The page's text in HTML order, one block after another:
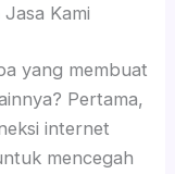
Kami
yang membuat
Pertama,
internet
mencegah